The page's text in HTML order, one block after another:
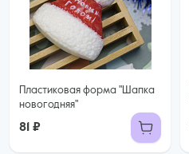
Пластиковая форма "Шапка
новогодняя"
81 ₽